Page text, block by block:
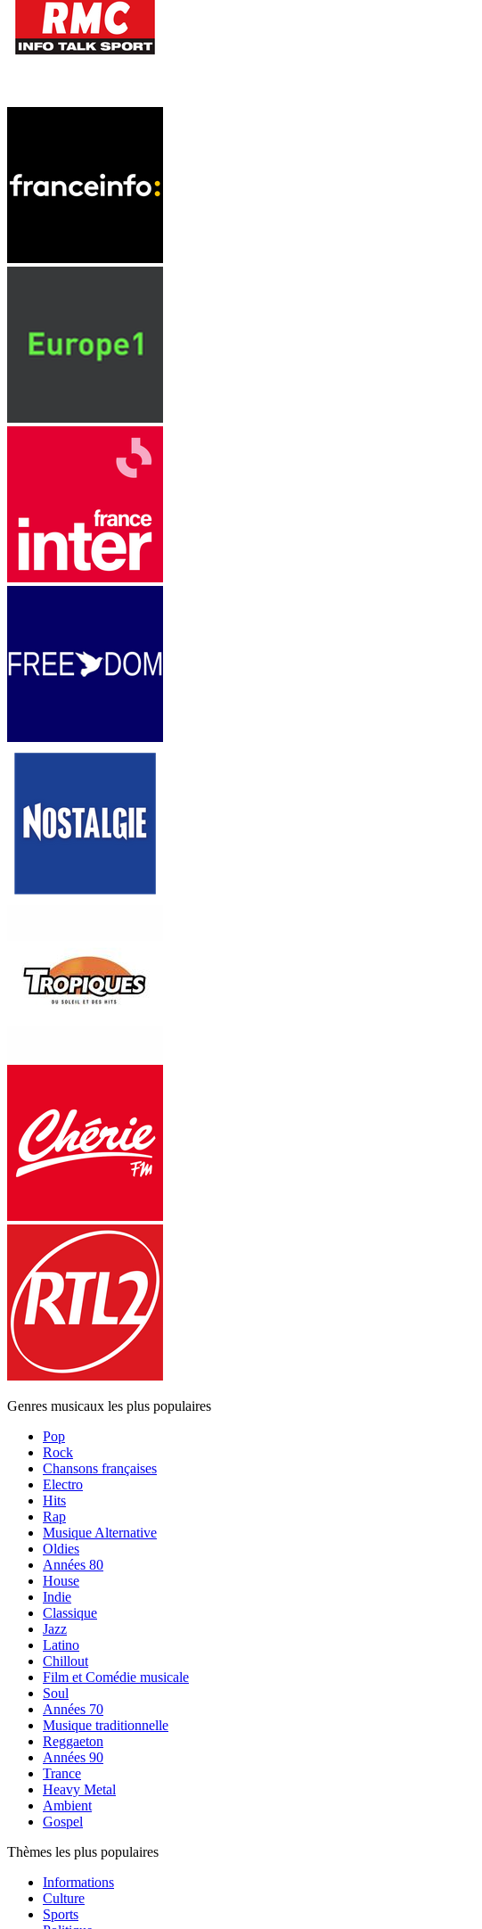
Genres musicaux les plus populaires
Pop
Rock
Chansons françaises
Electro
Hits
Rap
Musique Alternative
Oldies
Années 80
House
Indie
Classique
Jazz
Latino
Chillout
Film et Comédie musicale
Soul
Années 70
Musique traditionnelle
Reggaeton
Années 90
Trance
Heavy Metal
Ambient
Gospel
Thèmes les plus populaires
Informations
Culture
Sports